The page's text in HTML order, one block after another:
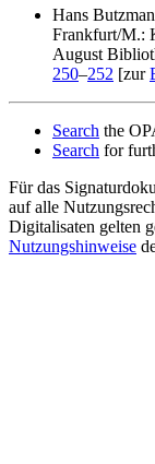
Hans
Frankfurt/M.:
August
250–252 [zur
Search the
Search for
Für das
auf alle
Digitalisaten gelten
Nutzungshinweise